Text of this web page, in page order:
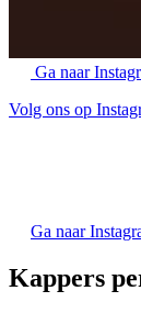
Ga naar
Volg ons op
Ga naar
Kappers